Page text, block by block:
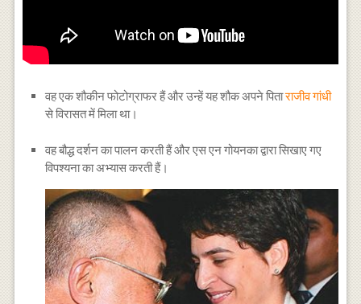
वह एक शौकीन फोटोग्राफर हैं और उन्हें यह शौक अपने पिताराजीव गांधी
से विरासत में मिला था।
वह बौद्ध दर्शन का पालन करती हैं और एस एन गोयनका द्वारा सिखाए गए
विपश्यना का अभ्यास करती हैं।